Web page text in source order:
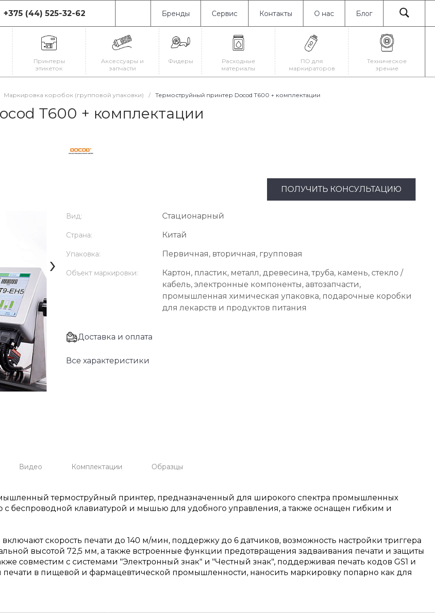
+375 (44) 525-32-62
(44) 525-32-62
г. Минск, ул.
19
Пт: с 9:00 до 18:00
Вс: Выходной
Бренды Сервис Контакты О нас Блог
Принтеры
этикеток
Аксессуары и
запчасти
Фидеры
Расходные
материалы
ПО для
маркираторов
Техническое
зрение
Маркировка коробок (групповой упаковки) / Термоструйный принтер Docod T600 + комплектации
T600 + комплектации
›
ПОЛУЧИТЬ КОНСУЛЬТАЦИЮ
Вид: Стационарный
Страна: Китай
Упаковка: Первичная, вторичная, групповая
Объект маркировки:
Картон, пластик, металл, древесина, труба, камень, стекло /
кабель, электронные компоненты, автозапчасти,
промышленная химическая упаковка, подарочные коробки
для лекарств и продуктов питания
Доставка и оплата
Все характеристики
Видео Комплектации Образцы
термоструйный принтер, предназначенный для широкого спектра промышленных
беспроводной клавиатурой и мышью для удобного управления, а также оснащен гибким и
скорость печати до 140 м/мин, поддержку до 6 датчиков, возможность настройки триггера
высотой 72,5 мм, а также встроенные функции предотвращения задваивания печати и защиты
совместим с системами "Электронный знак" и "Честный знак", поддерживая печать кодов GS1 и
в пищевой и фармацевтической промышленности, наносить маркировку попарно как для